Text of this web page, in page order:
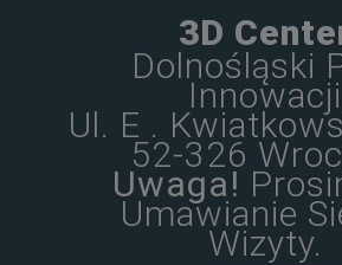
3D
Dolnośląski
Innowacji
Ul. E .
52-326
Uwaga!
Umawianie
Wizyty.